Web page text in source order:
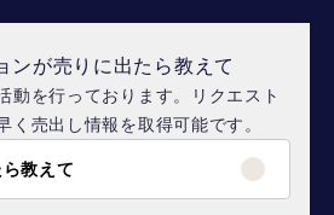
ンが売りに出たら教えて
動を行っております。リクエスト
く売出し情報を取得可能です。
教えて